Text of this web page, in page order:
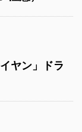
ヤン」ドラ